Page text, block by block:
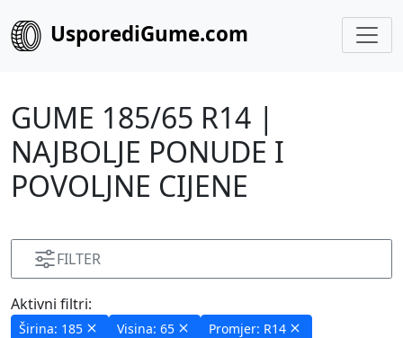
UsporediGume.com
GUME 185/65 R14 |
NAJBOLJE PONUDE I
POVOLJNE CIJENE
FILTER
Aktivni filtri:
Širina: 185 Visina: 65 Promjer: R14